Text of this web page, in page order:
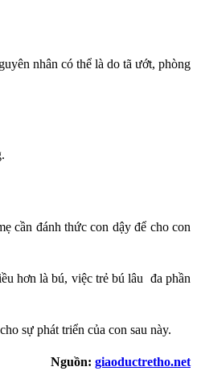
nhân có thể là do tã ướt, phòng
cần đánh thức con dậy để cho con
hơn là bú, việc trẻ bú lâu đa phần
sự phát triển của con sau này.
Nguồn: giaoductretho.net